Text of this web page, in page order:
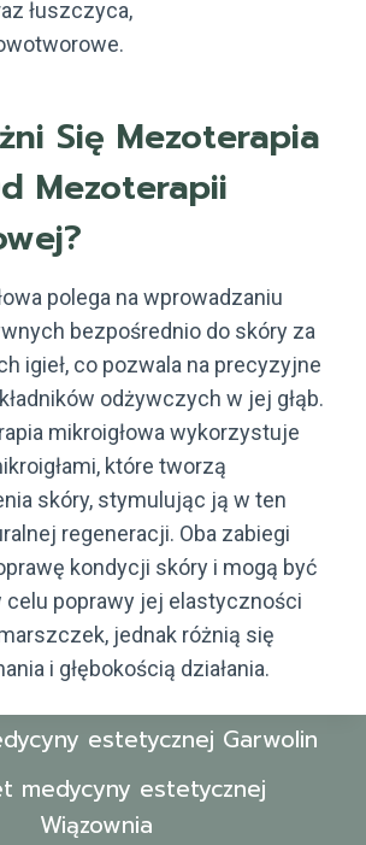
łuszczyca,
Się Mezoterapia
Mezoterapii
polega na wprowadzaniu
bezpośrednio do skóry za
igieł, co pozwala na precyzyjne
odżywczych w jej głąb.
mikroigłowa wykorzystuje
które tworzą
skóry, stymulując ją w ten
regeneracji. Oba zabiegi
kondycji skóry i mogą być
celu poprawy jej elastyczności
jednak różnią się
i głębokością działania.
estetycznej Garwolin
medycyny estetycznej
Wiązownia